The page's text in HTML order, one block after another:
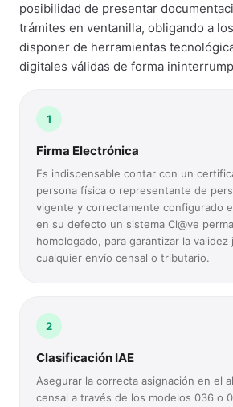
posibilidad de presentar
trámites en ventanilla, obligando a
disponer de herramientas
digitales válidas de forma
1
Firma Electrónica
Es indispensable contar con un
persona física o representante de
vigente y correctamente configurado
en su defecto un sistema Cl@ve
homologado, para garantizar la validez
cualquier envío censal o tributario.
2
Clasificación IAE
Asegurar la correcta asignación en el
censal a través de los modelos 036 o